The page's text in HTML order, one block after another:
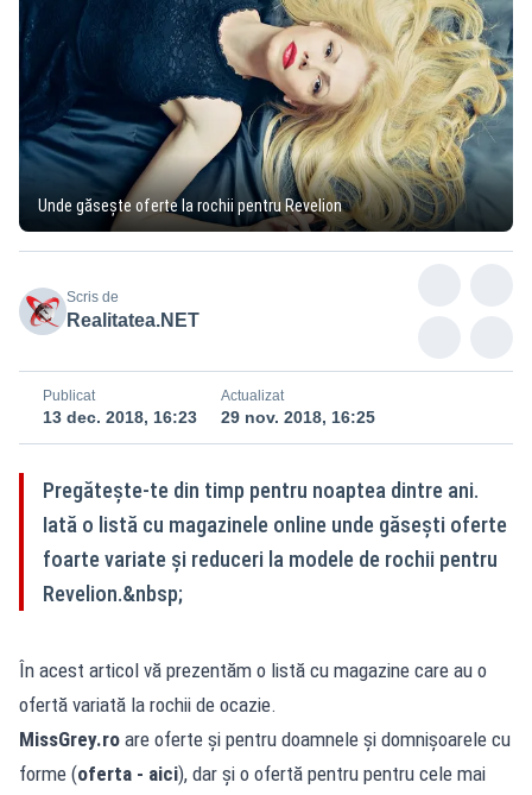
Unde găsește oferte la rochii pentru Revelion
Scris de
Realitatea.NET
Publicat
13 dec. 2018, 16:23
Actualizat
29 nov. 2018, 16:25
Pregătește-te din timp pentru noaptea dintre ani.
Iată o listă cu magazinele online unde găsești oferte
foarte variate și reduceri la modele de rochii pentru
Revelion.&nbsp;
În acest articol vă prezentăm o listă cu magazine care au o
ofertă variată la rochii de ocazie.
MissGrey.ro are oferte și pentru doamnele și domnișoarele cu
forme (oferta - aici), dar și o ofertă pentru pentru cele mai